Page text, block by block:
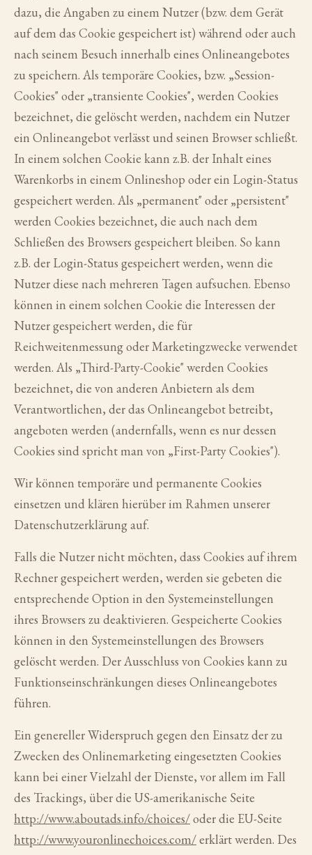
dazu, die Angaben zu einem Nutzer (bzw. dem Gerät
auf dem das Cookie gespeichert ist) während oder auch
nach seinem Besuch innerhalb eines Onlineangebotes
zu speichern. Als temporäre Cookies, bzw. „Session-
Cookies" oder „transiente Cookies", werden Cookies
bezeichnet, die gelöscht werden, nachdem ein Nutzer
ein Onlineangebot verlässt und seinen Browser schließt.
In einem solchen Cookie kann z.B. der Inhalt eines
Warenkorbs in einem Onlineshop oder ein Login-Status
gespeichert werden. Als „permanent" oder „persistent"
werden Cookies bezeichnet, die auch nach dem
Schließen des Browsers gespeichert bleiben. So kann
z.B. der Login-Status gespeichert werden, wenn die
Nutzer diese nach mehreren Tagen aufsuchen. Ebenso
können in einem solchen Cookie die Interessen der
Nutzer gespeichert werden, die für
Reichweitenmessung oder Marketingzwecke verwendet
werden. Als „Third-Party-Cookie" werden Cookies
bezeichnet, die von anderen Anbietern als dem
Verantwortlichen, der das Onlineangebot betreibt,
angeboten werden (andernfalls, wenn es nur dessen
Cookies sind spricht man von „First-Party Cookies").
Wir können temporäre und permanente Cookies
einsetzen und klären hierüber im Rahmen unserer
Datenschutzerklärung auf.
Falls die Nutzer nicht möchten, dass Cookies auf ihrem
Rechner gespeichert werden, werden sie gebeten die
entsprechende Option in den Systemeinstellungen
ihres Browsers zu deaktivieren. Gespeicherte Cookies
können in den Systemeinstellungen des Browsers
gelöscht werden. Der Ausschluss von Cookies kann zu
Funktionseinschränkungen dieses Onlineangebotes
führen.
Ein genereller Widerspruch gegen den Einsatz der zu
Zwecken des Onlinemarketing eingesetzten Cookies
kann bei einer Vielzahl der Dienste, vor allem im Fall
des Trackings, über die US-amerikanische Seite
http://www.aboutads.info/choices/oder die EU-Seite
http://www.youronlinechoices.com/erklärt werden. Des